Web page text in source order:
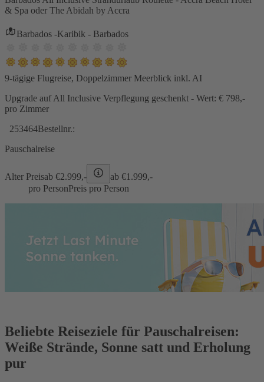
& Spa oder The Abidah by Accra
Barbados -Karibik - Barbados
9-tägige Flugreise, Doppelzimmer Meerblick inkl. AI
Upgrade auf All Inclusive Verpflegung geschenkt - Wert: € 798,-
pro Zimmer
253464Bestellnr.:
Pauschalreise
Alter Preisab €2.999,- ab €1.999,-
pro PersonPreis pro Person
Beliebte Reiseziele für Pauschalreisen:
Weiße Strände, Sonne satt und Erholung
pur